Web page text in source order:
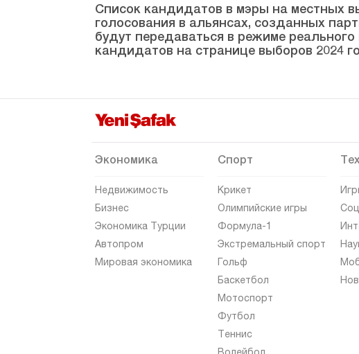
Список кандидатов в мэры на местных
голосования в альянсах, созданных
будут передаваться в режиме
кандидатов на странице выборов 2024
Экономика
Недвижимость
Бизнес
Экономика Турции
Автопром
Мировая экономика
Спорт
Крикет
Олимпийские игры
Формула-1
Экстремальный спорт
Гольф
Баскетбол
Мотоспорт
Футбол
Теннис